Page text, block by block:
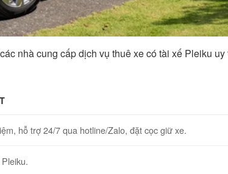
nhà cung cấp dịch vụ thuê xe có tài xế Pleiku
hỗ trợ 24/7 qua hotline/Zalo, đặt cọc giữ xe.